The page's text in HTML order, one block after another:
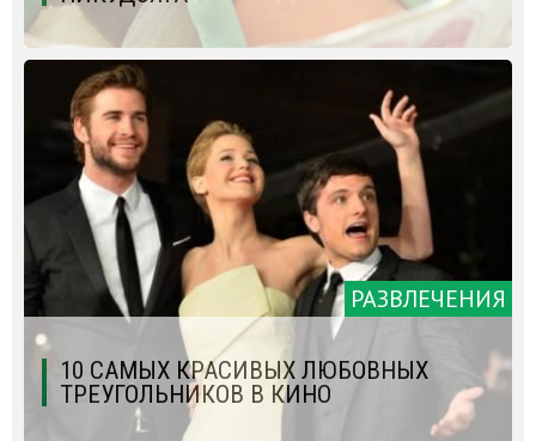
РАЗВЛЕЧЕНИЯ
10 САМЫХ КРАСИВЫХ ЛЮБОВНЫХ
ТРЕУГОЛЬНИКОВ В КИНО